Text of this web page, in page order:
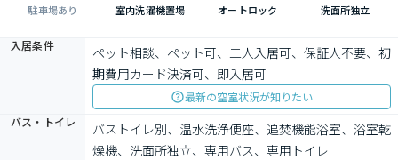
駐車場あり 室内洗濯機置場 オートロック 洗面所独立
入居条件
ペット相談、ペット可、二人入居可、保証人不要、初
期費用カード決済可、即入居可
最新の空室状況が知りたい
バス・トイレ
バストイレ別、温水洗浄便座、追焚機能浴室、浴室乾
燥機、洗面所独立、専用バス、専用トイレ